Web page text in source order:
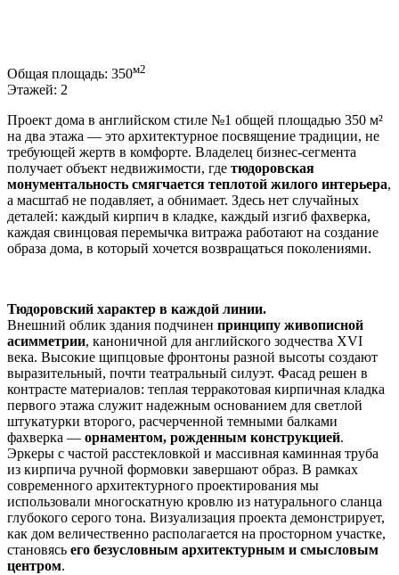
Общая площадь: 350м2
Этажей: 2
Проект дома в английском стиле №1 общей площадью 350 м²
на два этажа — это архитектурное посвящение традиции, не
требующей жертв в комфорте. Владелец бизнес-сегмента
получает объект недвижимости, где тюдоровская
монументальность смягчается теплотой жилого интерьера,
а масштаб не подавляет, а обнимает. Здесь нет случайных
деталей: каждый кирпич в кладке, каждый изгиб фахверка,
каждая свинцовая перемычка витража работают на создание
образа дома, в который хочется возвращаться поколениями.
Тюдоровский характер в каждой линии.
Внешний облик здания подчинен принципу живописной
асимметрии, каноничной для английского зодчества XVI
века. Высокие щипцовые фронтоны разной высоты создают
выразительный, почти театральный силуэт. Фасад решен в
контрасте материалов: теплая терракотовая кирпичная кладка
первого этажа служит надежным основанием для светлой
штукатурки второго, расчерченной темными балками
фахверка — орнаментом, рожденным конструкцией.
Эркеры с частой расстекловкой и массивная каминная труба
из кирпича ручной формовки завершают образ. В рамках
современного архитектурного проектирования мы
использовали многоскатную кровлю из натурального сланца
глубокого серого тона. Визуализация проекта демонстрирует,
как дом величественно располагается на просторном участке,
становясь его безусловным архитектурным и смысловым
центром.